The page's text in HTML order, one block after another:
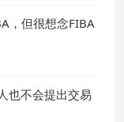
，但很想念FIBA
也不会提出交易